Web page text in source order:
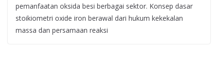
pemanfaatan oksida besi berbagai sektor. Konsep dasar
stoikiometri oxide iron berawal dari hukum kekekalan
massa dan persamaan reaksi